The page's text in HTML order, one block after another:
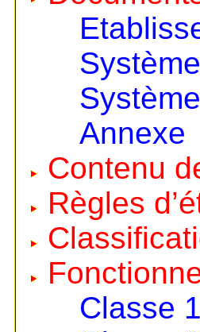
Annexe
Contenu
Règles
Classe